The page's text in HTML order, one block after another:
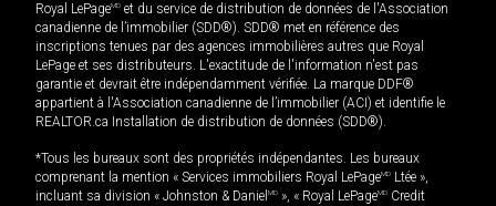
Royal LePageMD et du service de distribution de données de l'Association
canadienne de l’immobilier (SDD®). SDD® met en référence des
inscriptions tenues par des agences immobilières autres que Royal
LePage et ses distributeurs. L'exactitude de l'information n'est pas
garantie et devrait être indépendamment vérifiée. La marque DDF®
appartient à l'Association canadienne de l’immobilier (ACI) et identifie le
REALTOR.ca Installation de distribution de données (SDD®).
*Tous les bureaux sont des propriétés indépendantes. Les bureaux
comprenant la mention « Services immobiliers Royal LePageMD Ltée »,
incluant sa division « Johnston & Daniel MD », « Royal LePageMD Credit